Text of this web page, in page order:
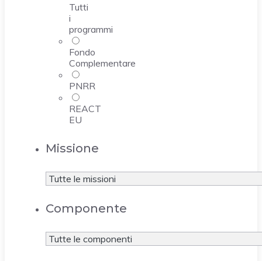
Tutti
i
programmi
Fondo
Complementare
PNRR
REACT
EU
Missione
Componente